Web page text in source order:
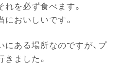
藤なう
話する
を必ず食べます。
おいしいです。
にある場所なのですが、プ
ました。